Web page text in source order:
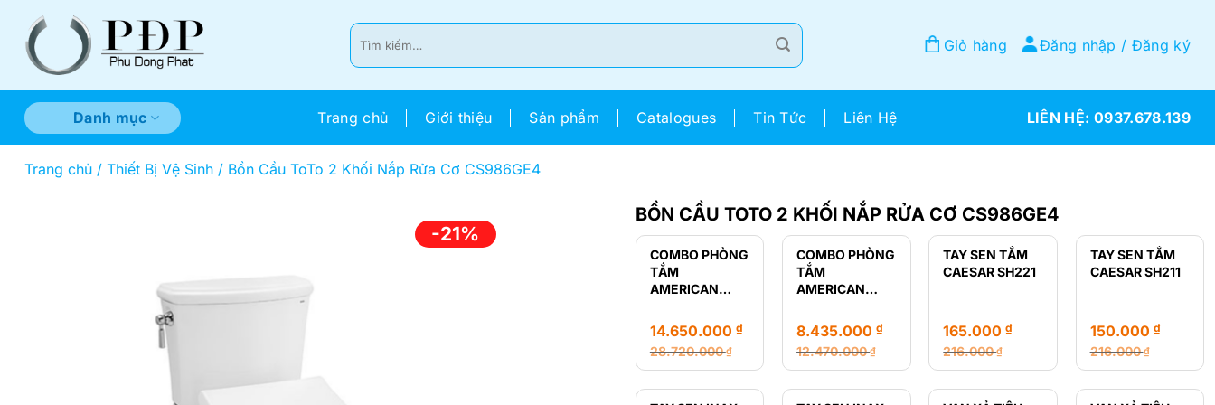
Tìm
kiếm:
Giỏ hàng Đăng nhập / Đăng ký
Danh mục Trang chủ Giới thiệu Sản phẩm Catalogues Tin Tức Liên Hệ 0937.678.139
Trang chủ / Thiết Bị Vệ Sinh / Bồn Cầu ToTo 2 Khối Nắp Rửa Cơ CS986GE4
-21%
BỒN CẦU TOTO 2 KHỐI NẮP RỬA CƠ CS986GE4
COMBO PHÒNG
TẮM
AMERICAN
LOVEN
28.720.000₫
Giá
gốc
14.650.000 ₫
Giá
hiện
COMBO PHÒNG
TẮM
AMERICAN
RẺ
12.470.000₫
Giá
gốc
8.435.000₫
Giá
hiện
TAY SEN TẮM
CAESAR SH221
216.000₫
Giá
gốc
165.000₫
Giá
hiện
TAY SEN TẮM
CAESAR SH211
216.000₫
Giá
gốc
150.000 ₫
Giá
hiện